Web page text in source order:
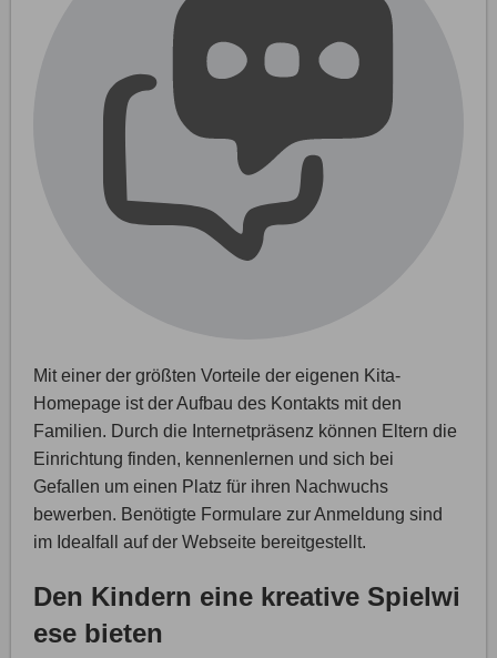
Mit einer der größten Vorteile der eigenen Kita-
Homepage ist der Aufbau des Kontakts mit den
Familien. Durch die Internetpräsenz können Eltern die
Einrichtung finden, kennenlernen und sich bei
Gefallen um einen Platz für ihren Nachwuchs
bewerben. Benötigte Formulare zur Anmeldung sind
im Idealfall auf der Webseite bereitgestellt.
Den Kindern eine kreative Spielwi
ese bieten